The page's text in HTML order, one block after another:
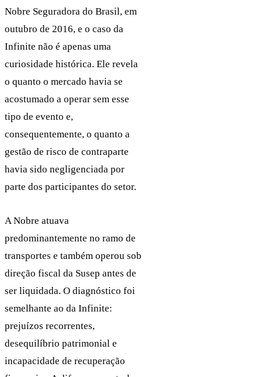
Nobre Seguradora do Brasil, em
outubro de 2016, e o caso da
Infinite não é apenas uma
curiosidade histórica. Ele revela
o quanto o mercado havia se
acostumado a operar sem esse
tipo de evento e,
consequentemente, o quanto a
gestão de risco de contraparte
havia sido negligenciada por
parte dos participantes do setor.
A Nobre atuava
predominantemente no ramo de
transportes e também operou sob
direção fiscal da Susep antes de
ser liquidada. O diagnóstico foi
semelhante ao da Infinite:
prejuízos recorrentes,
desequilíbrio patrimonial e
incapacidade de recuperação